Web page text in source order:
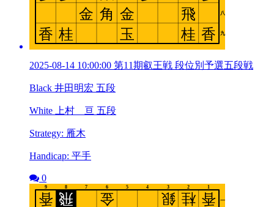
2025-08-14 10:00:00 第11期叡王戦 段位別予選五段戦
Black 井田明宏 五段
White 上村 亘 五段
Strategy: 雁木
Handicap: 平手
0